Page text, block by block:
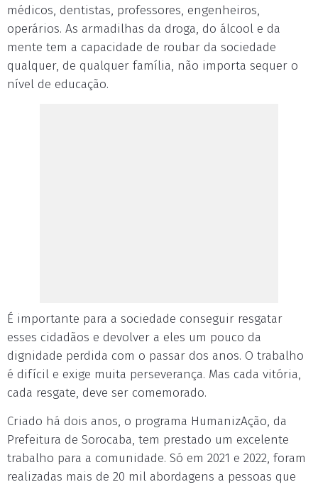
médicos, dentistas, professores, engenheiros,
operários. As armadilhas da droga, do álcool e da
mente tem a capacidade de roubar da sociedade
qualquer, de qualquer família, não importa sequer o
nível de educação.
É importante para a sociedade conseguir resgatar
esses cidadãos e devolver a eles um pouco da
dignidade perdida com o passar dos anos. O trabalho
é difícil e exige muita perseverança. Mas cada vitória,
cada resgate, deve ser comemorado.
Criado há dois anos, o programa HumanizAção, da
Prefeitura de Sorocaba, tem prestado um excelente
trabalho para a comunidade. Só em 2021 e 2022, foram
realizadas mais de 20 mil abordagens a pessoas que